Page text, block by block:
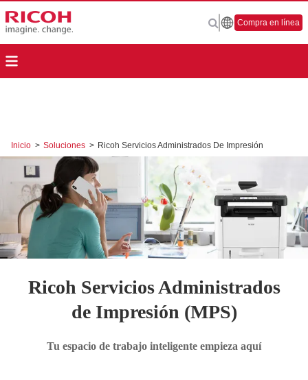
Compra en línea
Inicio > Soluciones > Ricoh Servicios Administrados De Impresión
Ricoh Servicios Administrados
de Impresión (MPS)
Tu espacio de trabajo inteligente empieza aquí